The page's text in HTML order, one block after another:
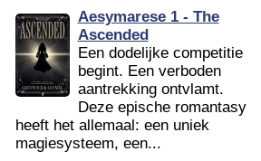
Aesymarese 1 - The
Ascended
Een dodelijke competitie
begint. Een verboden
aantrekking ontvlamt.
Deze epische romantasy
heeft het allemaal: een uniek
magiesysteem, een...